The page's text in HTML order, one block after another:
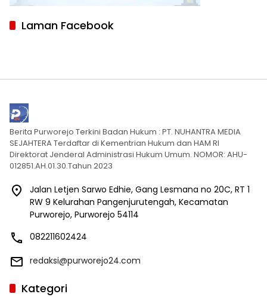
Laman Facebook
Berita Purworejo Terkini Badan Hukum : PT. NUHANTRA MEDIA
SEJAHTERA Terdaftar di Kementrian Hukum dan HAM RI
Direktorat Jenderal Administrasi Hukum Umum. NOMOR: AHU-
012851.AH.01.30.Tahun 2023
Jalan Letjen Sarwo Edhie, Gang Lesmana no 20C, RT 1
RW 9 Kelurahan Pangenjurutengah, Kecamatan
Purworejo, Purworejo 54114
082211602424
redaksi@purworejo24.com
Kategori